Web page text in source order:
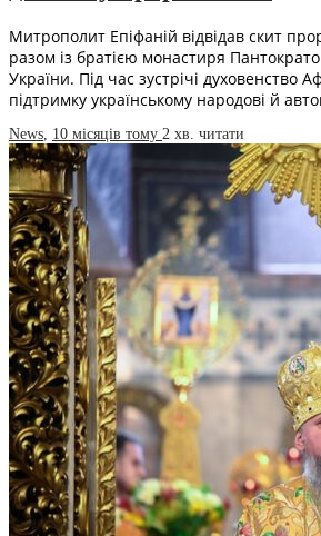
Митрополит Епіфаній відвідав скит
разом із братією монастиря
України. Під час зустрічі духовенство
підтримку українському народові й
News 10 місяців тому 2 хв. читати